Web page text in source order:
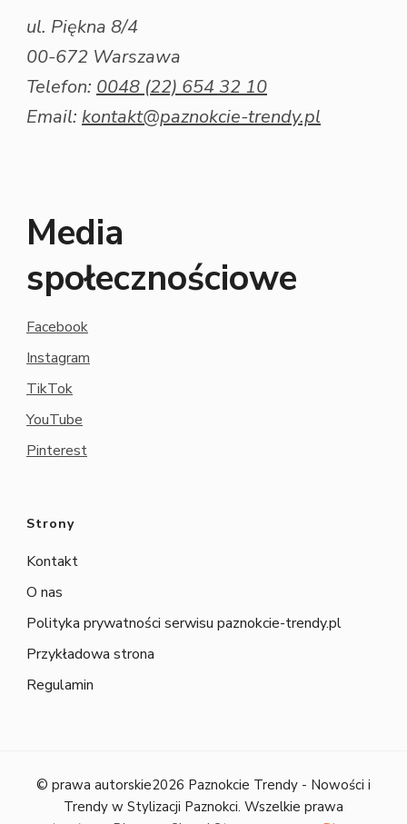
ul. Piękna 8/4
00-672 Warszawa
Telefon: 0048 (22) 654 32 10
Email: kontakt@paznokcie-trendy.pl
Media
społecznościowe
Facebook
Instagram
TikTok
YouTube
Pinterest
Strony
Kontakt
O nas
Polityka prywatności serwisu paznokcie-trendy.pl
Przykładowa strona
Regulamin
© prawa autorskie2026 Paznokcie Trendy - Nowości i
Trendy w Stylizacji Paznokci. Wszelkie prawa